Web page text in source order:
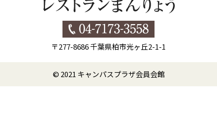
〒277-8686 千葉県柏市光ヶ丘2-1-1
© 2021 キャンパスプラザ会員会館